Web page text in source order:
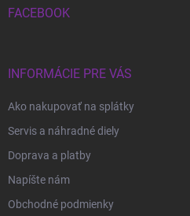
FACEBOOK
INFORMÁCIE PRE VÁS
Ako nakupovať na splátky
Servis a náhradné diely
Doprava a platby
Napíšte nám
Obchodné podmienky